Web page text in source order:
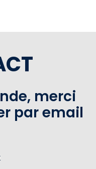
merci
par email